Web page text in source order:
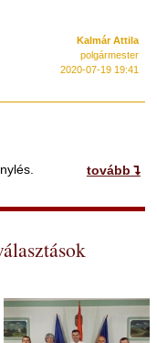
Kalmár Attila
polgármester
2020-07-19 19:41
tovább